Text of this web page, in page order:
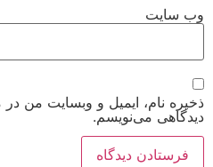
وب‌ سایت
ذخیره نام، ایمیل و وبسایت من
دیدگاهی می‌نویسم.